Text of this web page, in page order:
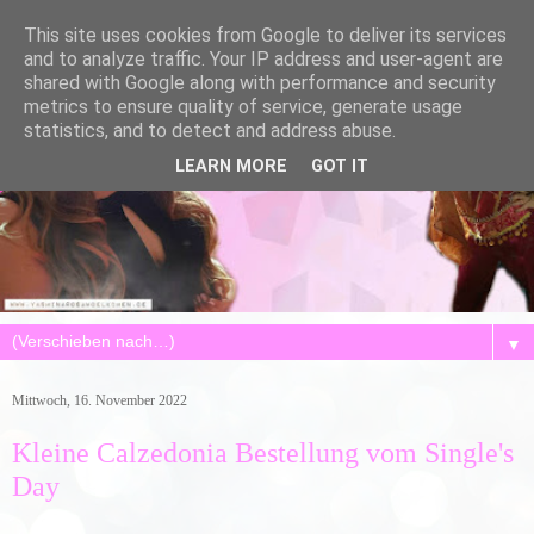
▼
Mittwoch, 16. November 2022
Kleine Calzedonia Bestellung vom Single's
Day
This site uses cookies from Google to deliver its services
and to analyze traffic. Your IP address and user-agent are
shared with Google along with performance and security
metrics to ensure quality of service, generate usage
statistics, and to detect and address abuse.
LEARN MORE GOT IT